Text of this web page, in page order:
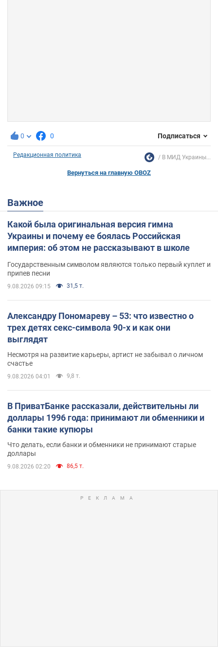
0 0 Подписаться
Редакционная политика В МИД Украины...
Вернуться на главную OBOZ
Важное
Какой была оригинальная версия гимна
Украины и почему ее боялась Российская
империя: об этом не рассказывают в школе
Государственным символом являются только первый куплет и
припев песни
9.08.2026 09:15 31,5 т.
Александру Пономареву – 53: что известно о
трех детях секс-символа 90-х и как они
выглядят
Несмотря на развитие карьеры, артист не забывал о личном
счастье
9.08.2026 04:01 9,8 т.
В ПриватБанке рассказали, действительны ли
доллары 1996 года: принимают ли обменники и
банки такие купюры
Что делать, если банки и обменники не принимают старые
доллары
9.08.2026 02:20 86,5 т.